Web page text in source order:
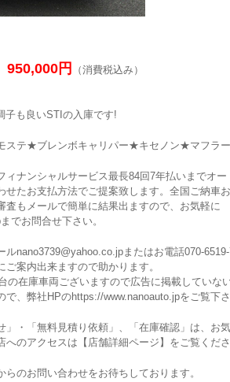
950,000円 （消費税込み）
も良いSTIの入庫です!
テ★ブレンボキャリパー★キセノン★マフラ
ィナンシャルサービス最長84回7年払いまでオ
せたお支払方法でご提案致します。全国ご納車
査もメールで簡単に結果出ますので、お気軽に
でお問合せ下さい。
ルnano3739@yahoo.co.jpまたはお電話070-
案内出来ますので助かります。
の在庫車両ございますので広告に掲載していな
で、弊社HPのhttps://www.nanoauto.jpをご覧下
・「無料見積り依頼」、「在庫確認」は、お
のアクセスは【店舗詳細ページ】をご覧くだ
らのお問い合わせをお待ちしております。